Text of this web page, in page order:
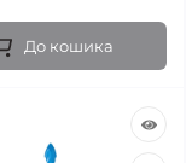
До кошика